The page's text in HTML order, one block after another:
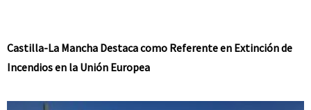
Castilla-La Mancha Destaca como Referente en Extinción de
Incendios en la Unión Europea